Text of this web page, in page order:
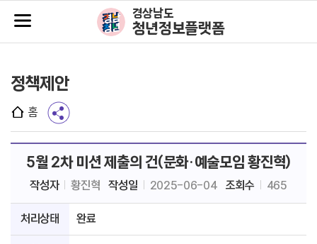
주메뉴바로가기
본문바로가기
경상남도
청년정보플랫폼
정책제안
홈
5월 2차 미션 제출의 건(문화·예술모임 황진혁)
작성자 황진혁 작성일 2025-06-04 조회수 465
처리상태 완료